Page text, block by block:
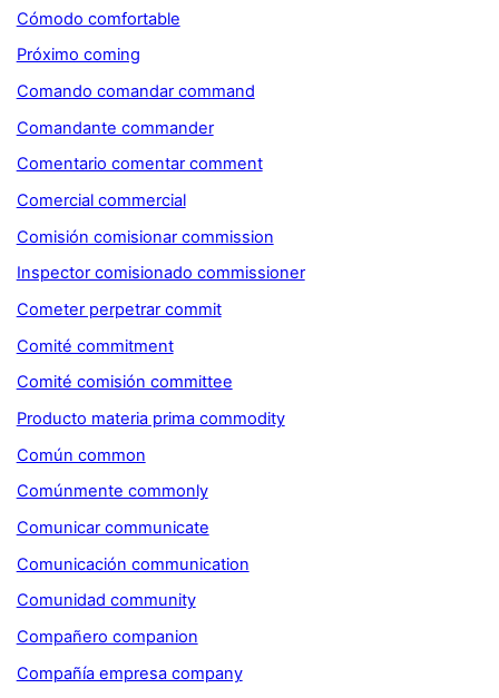
Cómodo comfortable
Próximo coming
Comando comandar command
Comandante commander
Comentario comentar comment
Comercial commercial
Comisión comisionar commission
Inspector comisionado commissioner
Cometer perpetrar commit
Comité commitment
Comité comisión committee
Producto materia prima commodity
Común common
Comúnmente commonly
Comunicar communicate
Comunicación communication
Comunidad community
Compañero companion
Compañía empresa company